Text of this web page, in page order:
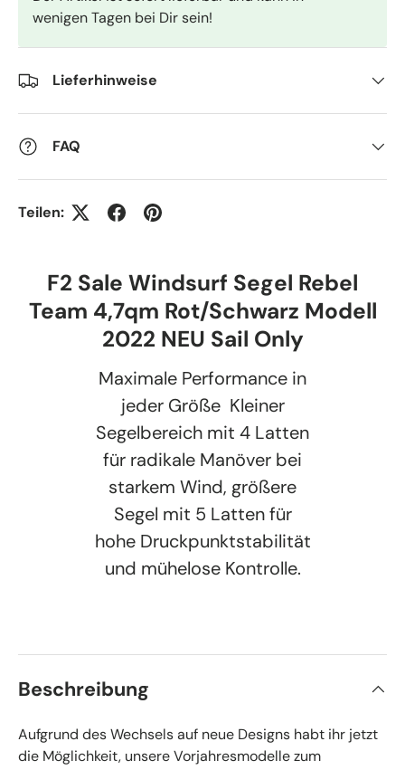
wenigen Tagen bei Dir sein!
Lieferhinweise
FAQ
Teilen:
F2 Sale Windsurf Segel Rebel
Team 4,7qm Rot/Schwarz Modell
2022 NEU Sail Only
Maximale Performance in
jeder Größe  Kleiner
Segelbereich mit 4 Latten
für radikale Manöver bei
starkem Wind, größere
Segel mit 5 Latten für
hohe Druckpunktstabilität
und mühelose Kontrolle.
Beschreibung
Aufgrund des Wechsels auf neue Designs habt ihr jetzt
die Möglichkeit, unsere Vorjahresmodelle zum